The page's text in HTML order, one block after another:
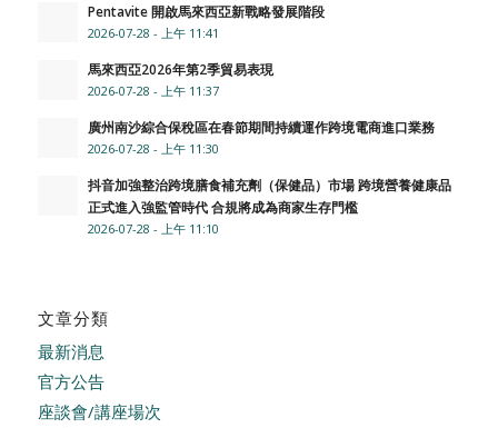
Pentavite 開啟馬來西亞新戰略發展階段
2026-07-28 - 上午 11:41
馬來西亞2026年第2季貿易表現
2026-07-28 - 上午 11:37
廣州南沙綜合保稅區在春節期間持續運作跨境電商進口業務
2026-07-28 - 上午 11:30
抖音加強整治跨境膳食補充劑（保健品）市場 跨境營養健康品
正式進入強監管時代 合規將成為商家生存門檻
2026-07-28 - 上午 11:10
文章分類
最新消息
官方公告
座談會/講座場次